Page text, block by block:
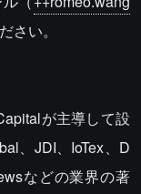
さい。
が主導して設
、JDI、IoTex、D
などの業界の著